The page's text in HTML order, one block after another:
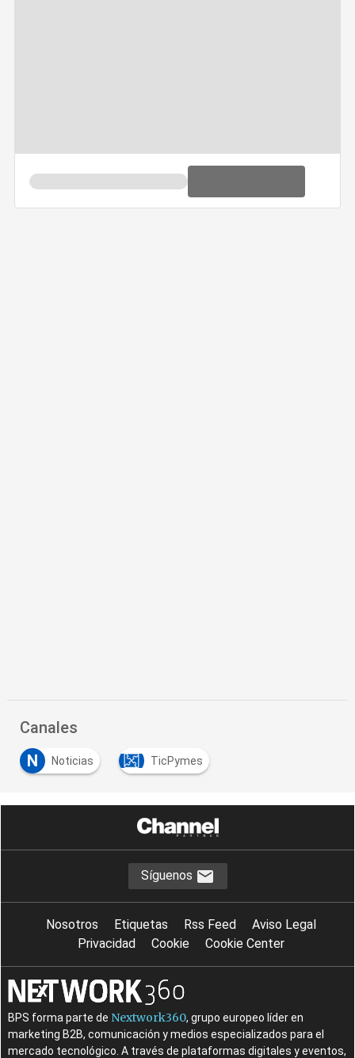
Canales
N
Noticias TicPymes
Síguenos
Nosotros Etiquetas Rss Feed
Aviso Legal
Privacidad
Cookie Cookie Center
BPS forma parte de Nextwork360, grupo europeo líder en
marketing B2B, comunicación y medios especializados para el
mercado tecnológico. A través de plataformas digitales y eventos,